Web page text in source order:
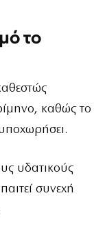
το
καθώς το
υδατικούς
συνεχή